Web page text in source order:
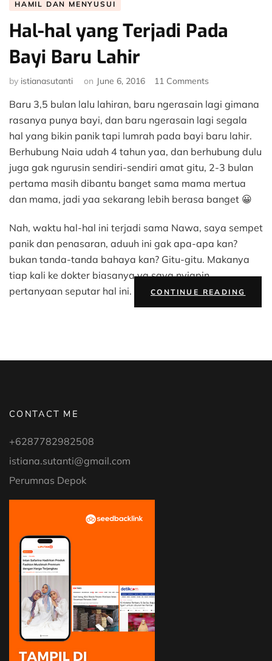
HAMIL DAN MENYUSUI
Hal-hal yang Terjadi Pada
Bayi Baru Lahir
by istianasutanti on June 6, 2016 11 Comments
hal
yang
Terjadi
Bayi
Baru
Lahir
Baru 3,5 bulan lalu lahiran, baru ngerasain lagi gimana
rasanya punya bayi, dan baru ngerasain lagi segala
hal yang bikin panik tapi lumrah pada bayi baru lahir.
Berhubung Naia udah 4 tahun yaa, dan berhubung dulu
juga gak ngurusin sendiri-sendiri amat gitu, 2-3 bulan
pertama masih dibantu banget sama mama mertua
dan mama, jadi yaa sekarang lebih berasa banget 😀
Nah, waktu hal-hal ini terjadi sama Nawa, saya sempet
panik dan penasaran, aduuh ini gak apa-apa kan?
bukan tanda-tanda bahaya kan? Gitu-gitu. Makanya
tiap kali ke dokter biasanya ya saya nyiapin
pertanyaan seputar hal ini.
CONTINUE READINGHAL
CONTACT ME
+6287782982508
istiana.sutanti@gmail.com
Perumnas Depok